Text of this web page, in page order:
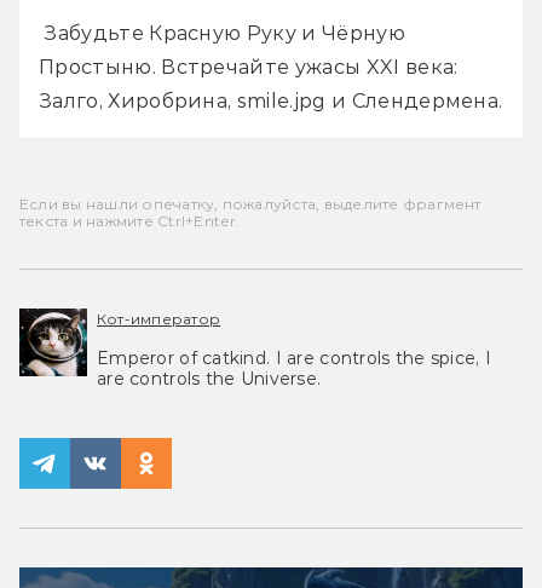
Простыню. Встречайте ужасы XXI века:
Залго, Хиробрина, smile.jpg и Слендермена.
Если вы нашли опечатку, пожалуйста, выделите фрагмент
текста и нажмите Ctrl+Enter.
Кот-император
Emperor of catkind. I are controls the spice, I
are controls the Universe.